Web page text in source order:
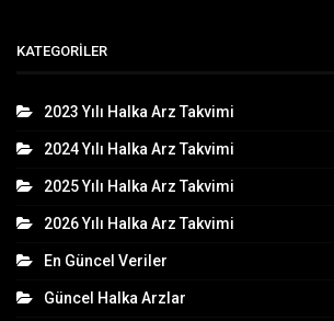
KATEGORILER
2023 Yılı Halka Arz Takvimi
2024 Yılı Halka Arz Takvimi
2025 Yılı Halka Arz Takvimi
2026 Yılı Halka Arz Takvimi
En Güncel Veriler
Güncel Halka Arzlar